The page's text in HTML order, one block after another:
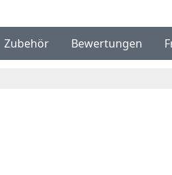
Zubehör Bewertungen